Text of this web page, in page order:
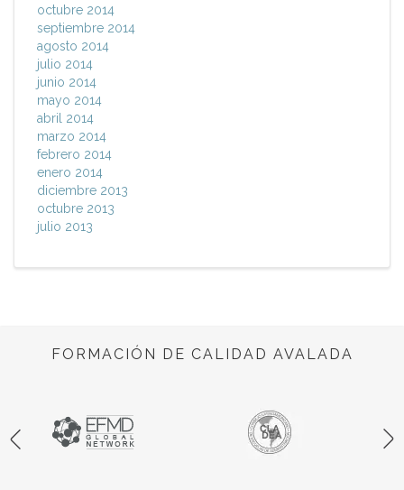
octubre 2014
septiembre 2014
agosto 2014
julio 2014
junio 2014
mayo 2014
abril 2014
marzo 2014
febrero 2014
enero 2014
diciembre 2013
octubre 2013
julio 2013
FORMACIÓN DE CALIDAD AVALADA